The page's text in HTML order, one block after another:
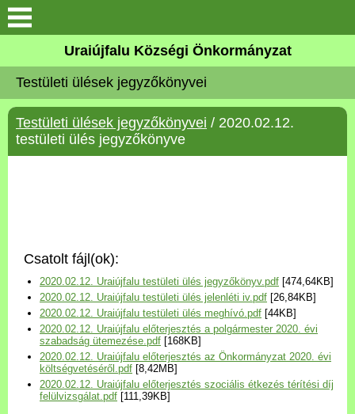
Köszöntő
Elérhetőségek
Uraiújfalu
Választási információk
Versenyképes Járások
Program
Települési Arculati
Kézikönyv
Uraiújfalu Községi Önkormányzat
Testületi ülések jegyzőkönyvei
Testületi ülések jegyzőkönyvei / 2020.02.12.
testületi ülés jegyzőkönyve
Csatolt fájl(ok):
2020.02.12. Uraiújfalu testületi ülés jegyzőkönyv.pdf [474,64KB]
2020.02.12. Uraiújfalu testületi ülés jelenléti iv.pdf [26,84KB]
2020.02.12. Uraiújfalu testületi ülés meghívó.pdf [44KB]
2020.02.12. Uraiújfalu előterjesztés a polgármester 2020. évi
szabadság ütemezése.pdf [168KB]
2020.02.12. Uraiújfalu előterjesztés az Önkormányzat 2020. évi
költségvetéséről.pdf [8,42MB]
2020.02.12. Uraiújfalu előterjesztés szociális étkezés térítési díj
felülvizsgálat.pdf [111,39KB]